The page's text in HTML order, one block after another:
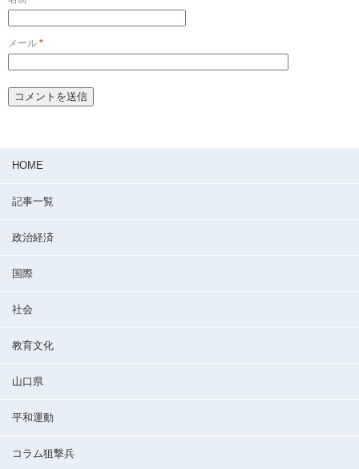
メール *
HOME
記事一覧
政治経済
国際
社会
教育文化
山口県
平和運動
コラム狙撃兵